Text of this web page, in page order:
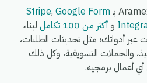
Stripe, Google Form
و أكثر من 100 تكامل
لبناء
عبر أدواتك؛ مثل تحديثات الطلبات،
والحملات التسويقية، وكل ذلك
أعمال برمجية.